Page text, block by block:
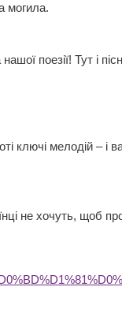
могила.
поезії! Тут і
ключі мелодій –
не хочуть, щоб